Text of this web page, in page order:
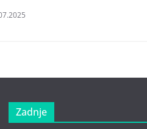
Zadnje